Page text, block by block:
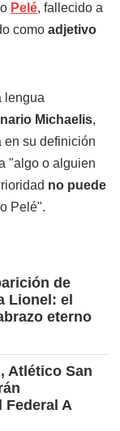
Pelé, fallecido a
como adjetivo
lengua
Michaelis,
en su definición
"algo o alguien
no puede
Pelé".
de
Lionel: el
eterno
Atlético San
Federal A